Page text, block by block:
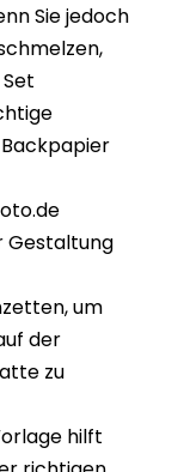
Sie jedoch
Gestaltung
um
der
zu
hilft